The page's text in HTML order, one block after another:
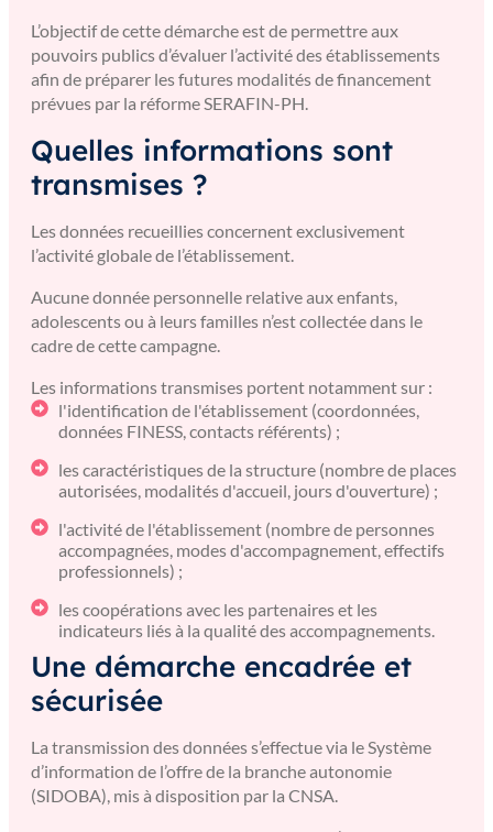
L’objectif de cette démarche est de permettre aux
pouvoirs publics d’évaluer l’activité des établissements
afin de préparer les futures modalités de financement
prévues par la réforme SERAFIN-PH.
Quelles informations sont
transmises ?
Les données recueillies concernent exclusivement
l’activité globale de l’établissement.
Aucune donnée personnelle relative aux enfants,
adolescents ou à leurs familles n’est collectée dans le
cadre de cette campagne.
Les informations transmises portent notamment sur :
l'identification de l'établissement (coordonnées,
données FINESS, contacts référents) ;
les caractéristiques de la structure (nombre de places
autorisées, modalités d'accueil, jours d'ouverture) ;
l'activité de l'établissement (nombre de personnes
accompagnées, modes d'accompagnement, effectifs
professionnels) ;
les coopérations avec les partenaires et les
indicateurs liés à la qualité des accompagnements.
Une démarche encadrée et
sécurisée
La transmission des données s’effectue via le Système
d’information de l’offre de la branche autonomie
(SIDOBA), mis à disposition par la CNSA.